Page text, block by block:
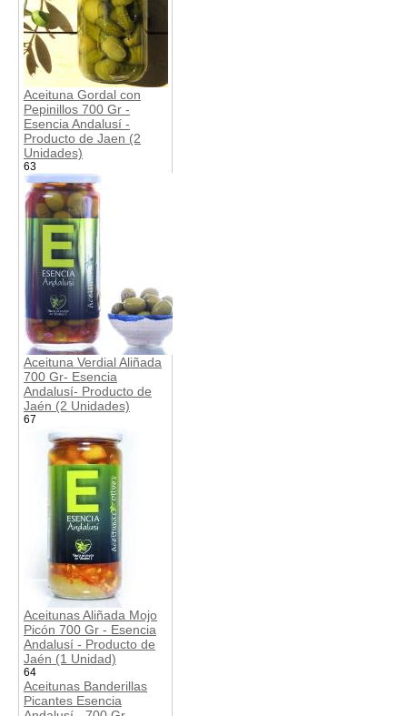
Aceituna Gordal con
Pepinillos 700 Gr -
Esencia Andalusí -
Producto de Jaen (2
Unidades)
63
Aceituna Verdial Aliñada
700 Gr- Esencia
Andalusí- Producto de
Jaén (2 Unidades)
67
Aceitunas Aliñada Mojo
Picón 700 Gr - Esencia
Andalusí - Producto de
Jaén (1 Unidad)
64
Aceitunas Banderillas
Picantes Esencia